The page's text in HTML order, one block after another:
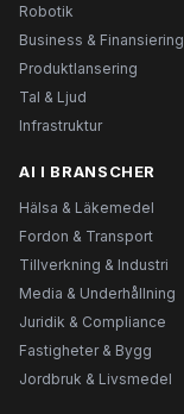
Robotik
Business & Finansiering
Produktlansering
Tal & Ljud
Infrastruktur
AI I BRANSCHER
Hälsa & Läkemedel
Fordon & Transport
Tillverkning & Industri
Media & Underhållning
Juridik & Compliance
Fastigheter & Bygg
Jordbruk & Livsmedel